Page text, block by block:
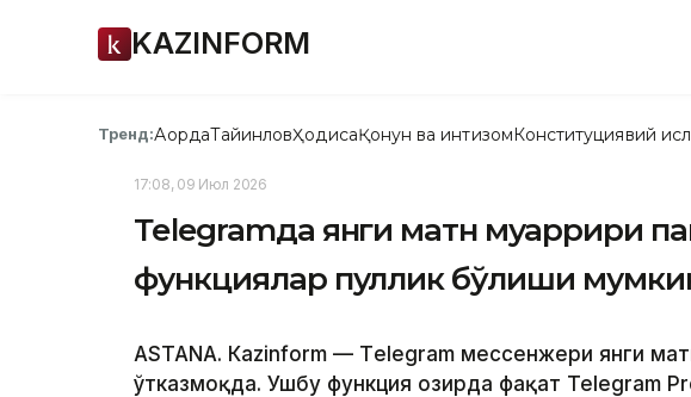
KAZINFORM
Тренд:АқордаТайинловҲодисаҚонун ва интизомКонституциявий
17:08, 09 Июл 2026
Теlegramда янги матн муҳаррири
функциялар пуллик бўлиши
ASTANА. Кazinform — Тelegram мессенжери янги
ўтказмоқда. Ушбу функция ҳозирда фақат Telegram